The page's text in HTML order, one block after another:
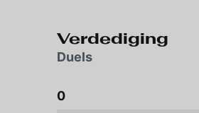
Verdediging
Duels
0